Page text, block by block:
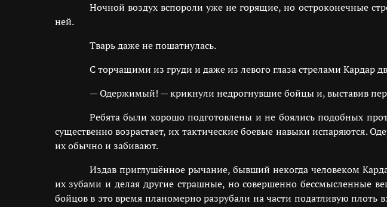
Ночной воздух вспороли уже не горящие, но остроконечные
ней.
Тварь даже не пошатнулась.
С торчащими из груди и даже из левого глаза стрелами Кардар
— Одержимый! — крикнули недрогнувшие бойцы и, выставив
Ребята были хорошо подготовлены и не боялись подобных
существенно возрастает, их тактические боевые навыки испаряются.
их обычно и забивают.
Издав приглушённое рычание, бывший некогда человеком
их зубами и делая другие страшные, но совершенно бессмысленные
бойцов в это время планомерно разрубали на части податливую